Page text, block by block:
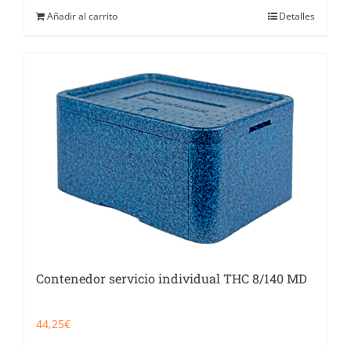
Añadir al carrito Detalles
Contenedor servicio individual THC 8/140 MD
44,25€